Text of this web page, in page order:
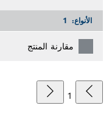
الأنواع: 1
مقارنة المنتج
1